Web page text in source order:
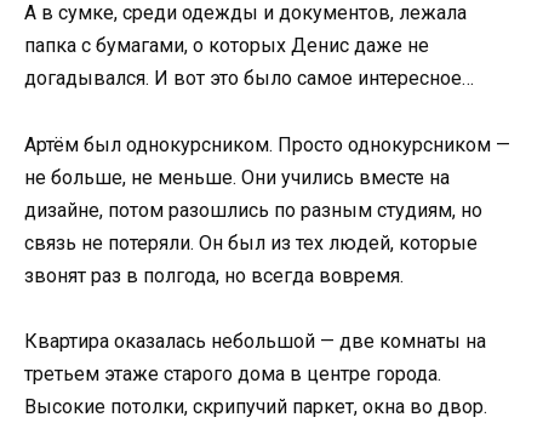
А в сумке, среди одежды и документов, лежала
папка с бумагами, о которых Денис даже не
догадывался. И вот это было самое интересное…
Артём был однокурсником. Просто однокурсником —
не больше, не меньше. Они учились вместе на
дизайне, потом разошлись по разным студиям, но
связь не потеряли. Он был из тех людей, которые
звонят раз в полгода, но всегда вовремя.
Квартира оказалась небольшой — две комнаты на
третьем этаже старого дома в центре города.
Высокие потолки, скрипучий паркет, окна во двор.